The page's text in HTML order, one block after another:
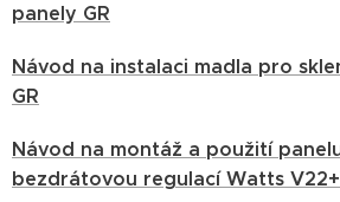
panely GR
Návod na instalaci madla pro
GR
Návod na montáž a použití
bezdrátovou regulací Watts